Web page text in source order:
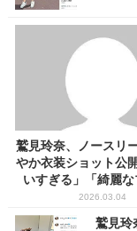
鷲見玲奈、ノースリ
やか衣装ショット公
いすぎる」「綺麗
2026.03.04
鷲見玲